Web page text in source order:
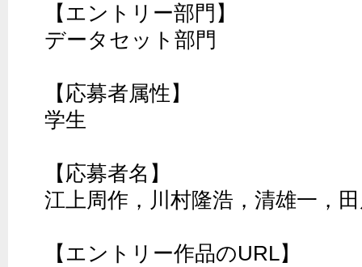
【エントリー部門】
データセット部門
【応募者属性】
学生
【応募者名】
江上周作，川村隆浩，清雄一，
【エントリー作品のURL】